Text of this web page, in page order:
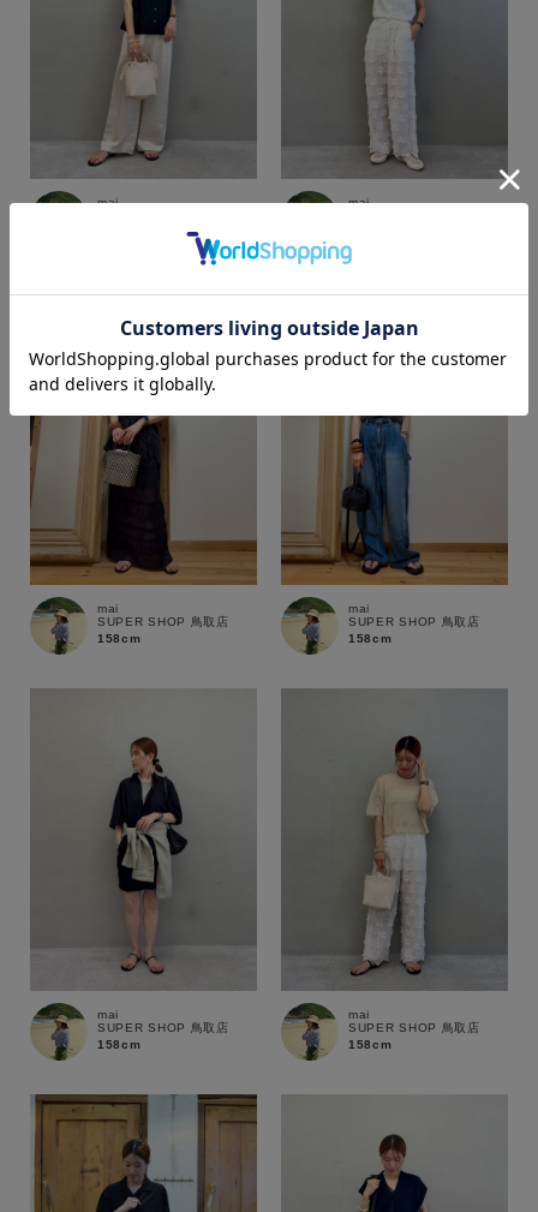
商品タイプ
通常商品 予約商品
セール価格 WEB限定
在庫あり 在庫なし含む
mai
mai
mai
SUPER SHOP 鳥取店
158cm
mai
SUPER SHOP 鳥取店
158cm
mai
SUPER SHOP 鳥取店
158cm
mai
SUPER SHOP 鳥取店
158cm